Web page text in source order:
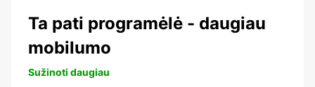
Ta pati programėlė - daugiau
mobilumo
Sužinoti daugiau